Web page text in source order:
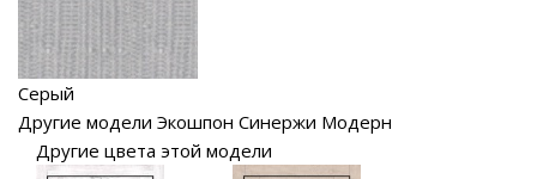
Серый
Другие модели Экошпон Синержи Модерн
Другие цвета этой модели